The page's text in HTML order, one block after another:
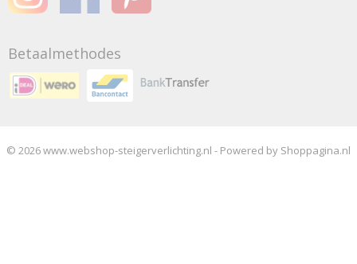
Betaalmethodes
© 2026 www.webshop-steigerverlichting.nl - Powered by Shoppagina.nl